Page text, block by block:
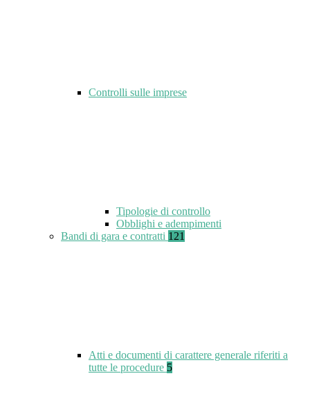
Controlli sulle imprese
Tipologie di controllo
Obblighi e adempimenti
Bandi di gara e contratti 121
Atti e documenti di carattere generale riferiti a
tutte le procedure 5